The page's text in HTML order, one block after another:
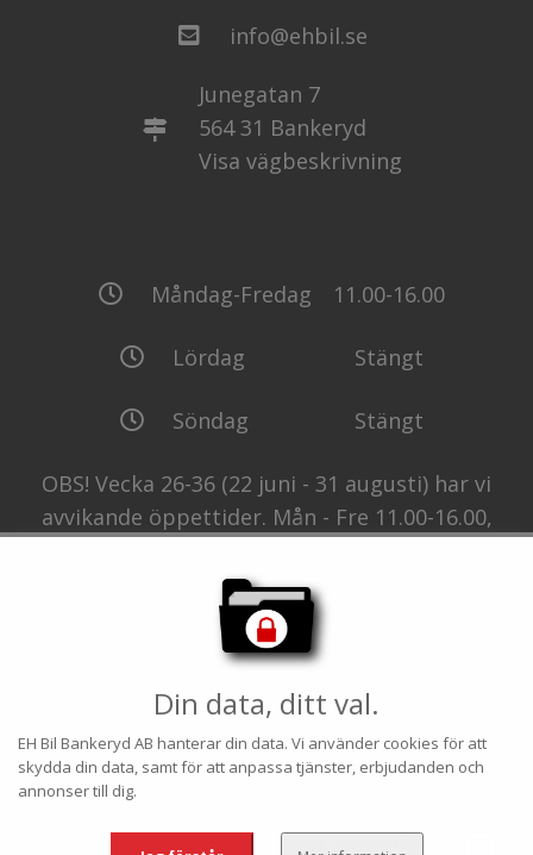
info@ehbil.se
Junegatan 7
564 31 Bankeryd
Visa vägbeskrivning
Måndag-Fredag 11.00-16.00
Lördag Stängt
Söndag Stängt
OBS! Vecka 26-36 (22 juni - 31 augusti) har vi
avvikande öppettider. Mån - Fre 11.00-16.00,
utanför öppettiderna. Ring eller mejla för att
boka besök.
copyright© 2022
Din data, ditt val.
EH Bil Bankeryd AB hanterar din data. Vi använder cookies för att
skydda din data, samt för att anpassa tjänster, erbjudanden och
annonser till dig.